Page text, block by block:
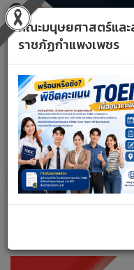
A+
คณะมนุษยศาสตร์แล
ราชภัฏกำแพงเพชร
Previous
หน้าหลัก บุคลากรสายส